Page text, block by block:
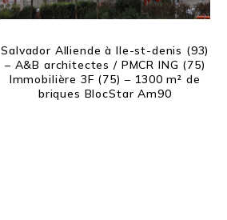
Salvador Alliende à Ile-st-denis (93)
– A&B architectes / PMCR ING (75)
Immobilière 3F (75) – 1300 m² de
briques BlocStar Am90